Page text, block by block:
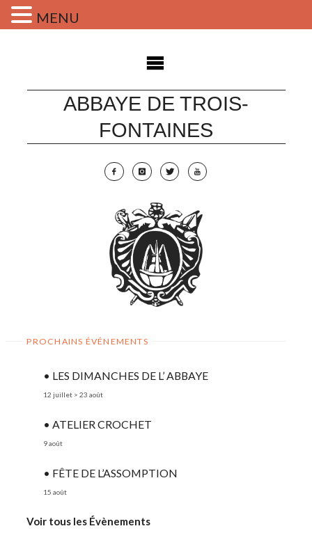
ABBAYE DE TROIS-
FONTAINES
PROCHAINS ÉVÉNEMENTS
• LES DIMANCHES DE L’ ABBAYE
12 juillet >23 août
• ATELIER CROCHET
9 août
• FÊTE DE L’ASSOMPTION
15 août
Voir tous les Évènements
MENU